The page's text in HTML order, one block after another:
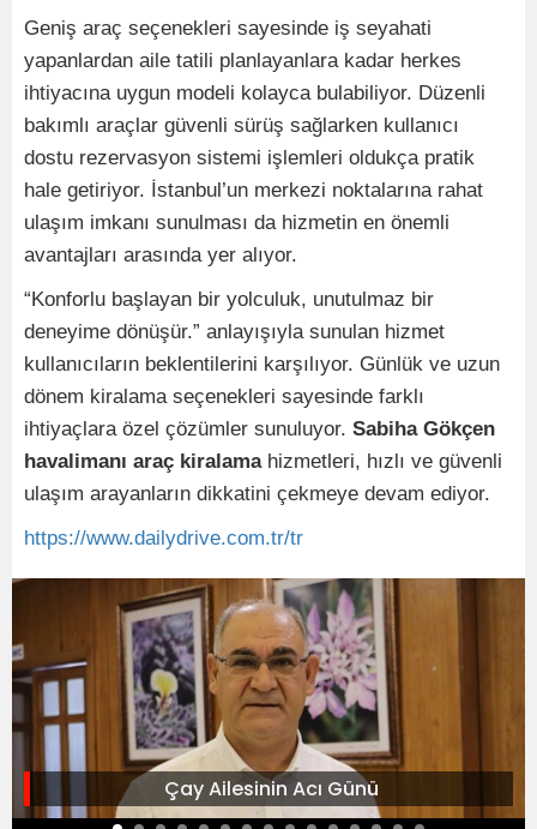
Geniş araç seçenekleri sayesinde iş seyahati
yapanlardan aile tatili planlayanlara kadar herkes
ihtiyacına uygun modeli kolayca bulabiliyor. Düzenli
bakımlı araçlar güvenli sürüş sağlarken kullanıcı
dostu rezervasyon sistemi işlemleri oldukça pratik
hale getiriyor. İstanbul’un merkezi noktalarına rahat
ulaşım imkanı sunulması da hizmetin en önemli
avantajları arasında yer alıyor.
“Konforlu başlayan bir yolculuk, unutulmaz bir
deneyime dönüşür.” anlayışıyla sunulan hizmet
kullanıcıların beklentilerini karşılıyor. Günlük ve uzun
dönem kiralama seçenekleri sayesinde farklı
ihtiyaçlara özel çözümler sunuluyor. Sabiha Gökçen
havalimanı araç kiralamahizmetleri, hızlı ve güvenli
ulaşım arayanların dikkatini çekmeye devam ediyor.
https://www.dailydrive.com.tr/tr
Çay Ailesinin Acı Günü